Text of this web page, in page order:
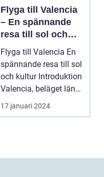
Flyga till Valencia
– En spännande
resa till sol och
kultur
Flyga till Valencia En
spännande resa till sol
och kultur Introduktion
Valencia, beläget längs
Sp...
17 januari 2024